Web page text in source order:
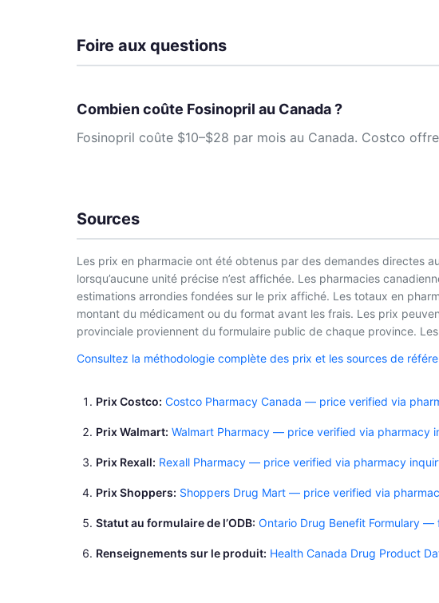
Foire aux questions
Combien coûte Fosinopril au Canada ?
Fosinopril coûte $10–$28 par mois au Canada. Costco
Sources
Les prix en pharmacie ont été obtenus par des demandes directes
lorsqu’aucune unité précise n’est affichée. Les pharmacies
estimations arrondies fondées sur le prix affiché. Les totaux en
montant du médicament ou du format avant les frais. Les prix
provinciale proviennent du formulaire public de chaque province.
Consultez la méthodologie complète des prix et les sources de
Prix Costco Costco Pharmacy Canada — price verified via
Prix Walmart Walmart Pharmacy — price verified via pharmacy
Prix Rexall Rexall Pharmacy — price verified via pharmacy
Prix Shoppers Shoppers Drug Mart — price verified via
Statut au formulaire de l’ODB Ontario Drug Benefit Formulary —
Renseignements sur le produit Health Canada Drug Product